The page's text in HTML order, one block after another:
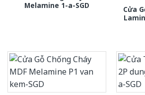
Melamine 1-a-SGD
Cửa